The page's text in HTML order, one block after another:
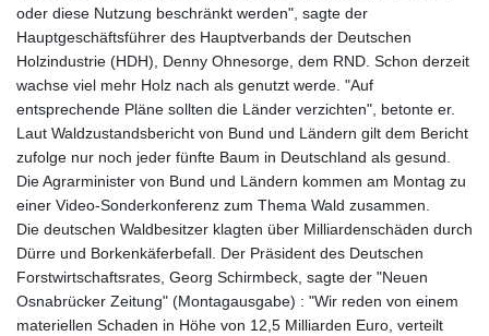
oder diese Nutzung beschränkt werden", sagte der
Hauptgeschäftsführer des Hauptverbands der Deutschen
Holzindustrie (HDH), Denny Ohnesorge, dem RND. Schon derzeit
wachse viel mehr Holz nach als genutzt werde. "Auf
entsprechende Pläne sollten die Länder verzichten", betonte er.
Laut Waldzustandsbericht von Bund und Ländern gilt dem Bericht
zufolge nur noch jeder fünfte Baum in Deutschland als gesund.
Die Agrarminister von Bund und Ländern kommen am Montag zu
einer Video-Sonderkonferenz zum Thema Wald zusammen.
Die deutschen Waldbesitzer klagten über Milliardenschäden durch
Dürre und Borkenkäferbefall. Der Präsident des Deutschen
Forstwirtschaftsrates, Georg Schirmbeck, sagte der "Neuen
Osnabrücker Zeitung" (Montagausgabe) : "Wir reden von einem
materiellen Schaden in Höhe von 12,5 Milliarden Euro, verteilt